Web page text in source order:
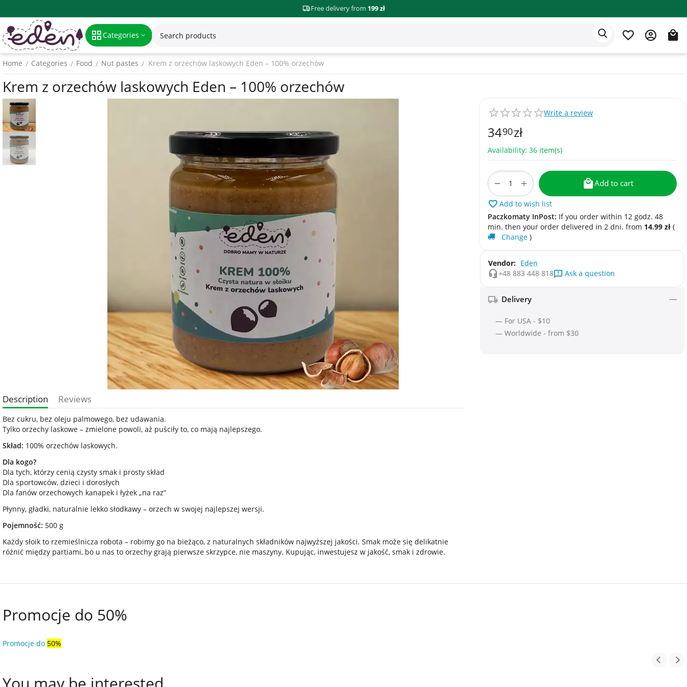
Free delivery from 199 zł
Categories
Home / Categories / Food / Nut pastes / Krem z orzechów laskowych Eden – 100% orzechów
Krem z orzechów laskowych Eden – 100% orzechów
Write a review
3490zł
Availability: 36 item(s)
+
− Add to cart
Add to wish list
Paczkomaty InPost: If you order within 12 godz. 48
min. then your order delivered in 2 dni. from 14.99 zł (
Change )
Vendor: Eden
+48 883 448 818
Ask a question
Delivery
— For USA - $10
— Worldwide - from $30
Description Reviews
Bez cukru, bez oleju palmowego, bez udawania.
Tylko orzechy laskowe – zmielone powoli, aż puściły to, co mają najlepszego.
Skład: 100% orzechów laskowych.
Dla kogo?
Dla tych, którzy cenią czysty smak i prosty skład
Dla sportowców, dzieci i dorosłych
Dla fanów orzechowych kanapek i łyżek „na raz”
Płynny, gładki, naturalnie lekko słodkawy – orzech w swojej najlepszej wersji.
Pojemność: 500 g
Każdy słoik to rzemieślnicza robota – robimy go na bieżąco, z naturalnych składników najwyższej jakości. Smak może się delikatnie
różnić między partiami, bo u nas to orzechy grają pierwsze skrzypce, nie maszyny. Kupując, inwestujesz w jakość, smak i zdrowie.
Promocje do 50%
Promocje do 50%